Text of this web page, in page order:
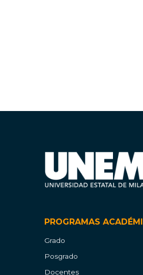
PROGRAMAS
Grado
Posgrado
Docentes